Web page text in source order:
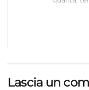
Lascia un